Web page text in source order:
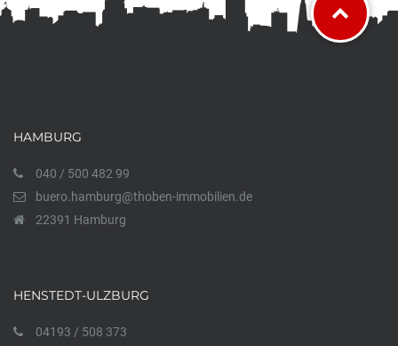
HAMBURG
040 / 500 482 99
buero.hamburg@thoben-immobilien.de
22391 Hamburg
HENSTEDT-ULZBURG
04193 / 508 373